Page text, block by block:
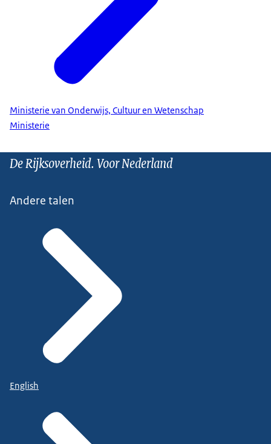
Ministerie van Onderwijs, Cultuur en Wetenschap
Ministerie
De Rijksoverheid. Voor Nederland
Andere talen
English